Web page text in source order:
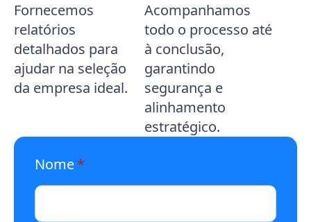
Fornecemos
relatórios
detalhados para
ajudar na seleção
da empresa ideal.
Acompanhamos
todo o processo até
à conclusão,
garantindo
segurança e
alinhamento
estratégico.
Nome*